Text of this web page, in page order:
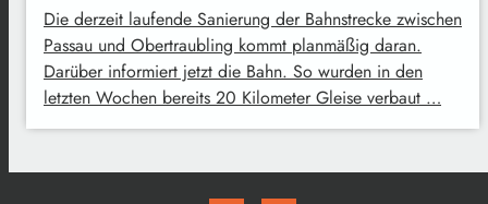
Die derzeit laufende Sanierung der Bahnstrecke zwischen
Passau und Obertraubling kommt planmäßig daran.
Darüber informiert jetzt die Bahn. So wurden in den
letzten Wochen bereits 20 Kilometer Gleise verbaut …